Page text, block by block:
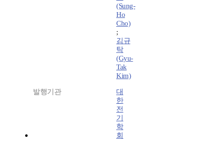
(Sung-
Ho
Cho)
;
김규
탁
(Gyu-
Tak
Kim)
발행기관
대
한
전
기
학
회